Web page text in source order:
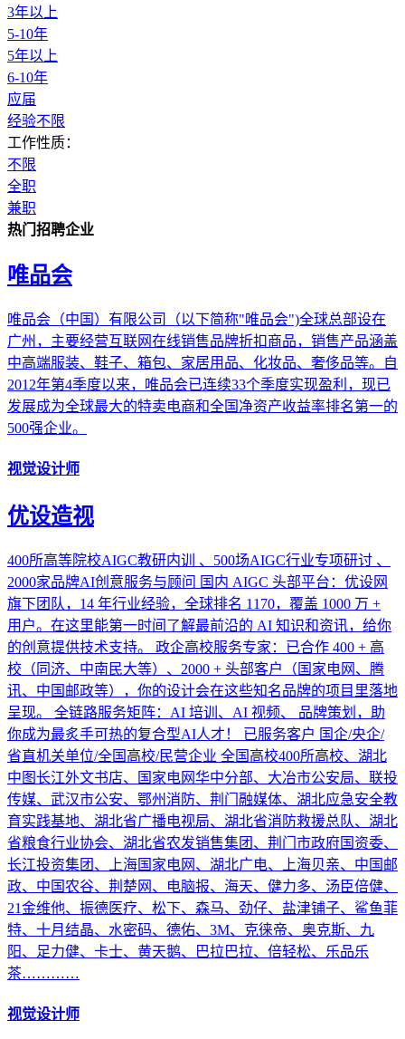
3年以上
5-10年
5年以上
6-10年
应届
经验不限
工作性质：
不限
全职
兼职
热门招聘企业
唯品会
唯品会（中国）有限公司（以下简称"唯品会")全球总部设在
广州，主要经营互联网在线销售品牌折扣商品，销售产品涵盖
中高端服装、鞋子、箱包、家居用品、化妆品、奢侈品等。自
2012年第4季度以来，唯品会已连续33个季度实现盈利，现已
发展成为全球最大的特卖电商和全国净资产收益率排名第一的
500强企业。
视觉设计师
优设造视
400所高等院校AIGC教研内训 、500场AIGC行业专项研讨 、
2000家品牌AI创意服务与顾问 国内 AIGC 头部平台：优设网
旗下团队，14 年行业经验，全球排名 1170，覆盖 1000 万 +
用户。在这里能第一时间了解最前沿的 AI 知识和资讯，给你
的创意提供技术支持。 政企高校服务专家：已合作 400 + 高
校（同济、中南民大等）、2000 + 头部客户（国家电网、腾
讯、中国邮政等），你的设计会在这些知名品牌的项目里落地
呈现。 全链路服务矩阵：AI 培训、AI 视频、 品牌策划，助
你成为最炙手可热的复合型AI人才！ 已服务客户 国企/央企/
省直机关单位/全国高校/民营企业 全国高校400所高校、湖北
中图长江外文书店、国家电网华中分部、大冶市公安局、联投
传媒、武汉市公安、鄂州消防、荆门融媒体、湖北应急安全教
育实践基地、湖北省广播电视局、湖北省消防救援总队、湖北
省粮食行业协会、湖北省农发销售集团、荆门市政府国资委、
长江投资集团、上海国家电网、湖北广电、上海贝亲、中国邮
政、中国农谷、荆楚网、电脑报、海天、健力多、汤臣倍健、
21金维他、振德医疗、松下、森马、劲仔、盐津铺子、鲨鱼菲
特、十月结晶、水密码、德佑、3M、克徕帝、奥克斯、九
阳、足力健、卡士、黄天鹅、巴拉巴拉、倍轻松、乐品乐
茶…………
视觉设计师